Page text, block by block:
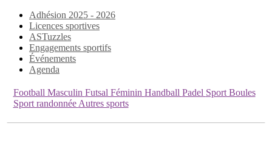
Adhésion 2025 - 2026
Licences sportives
ASTuzzles
Engagements sportifs
Événements
Agenda
Football Masculin Futsal Féminin Handball Padel Sport Boules
Sport randonnée Autres sports